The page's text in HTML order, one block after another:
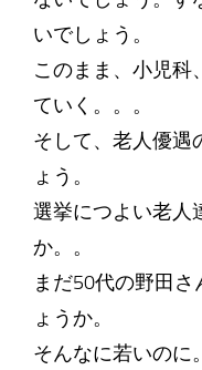
いでしょう。
このまま、小児科
ていく。。。
そして、老人優遇
ょう。
選挙につよい老人
か。。
まだ50代の野田
ょうか。
そんなに若いのに